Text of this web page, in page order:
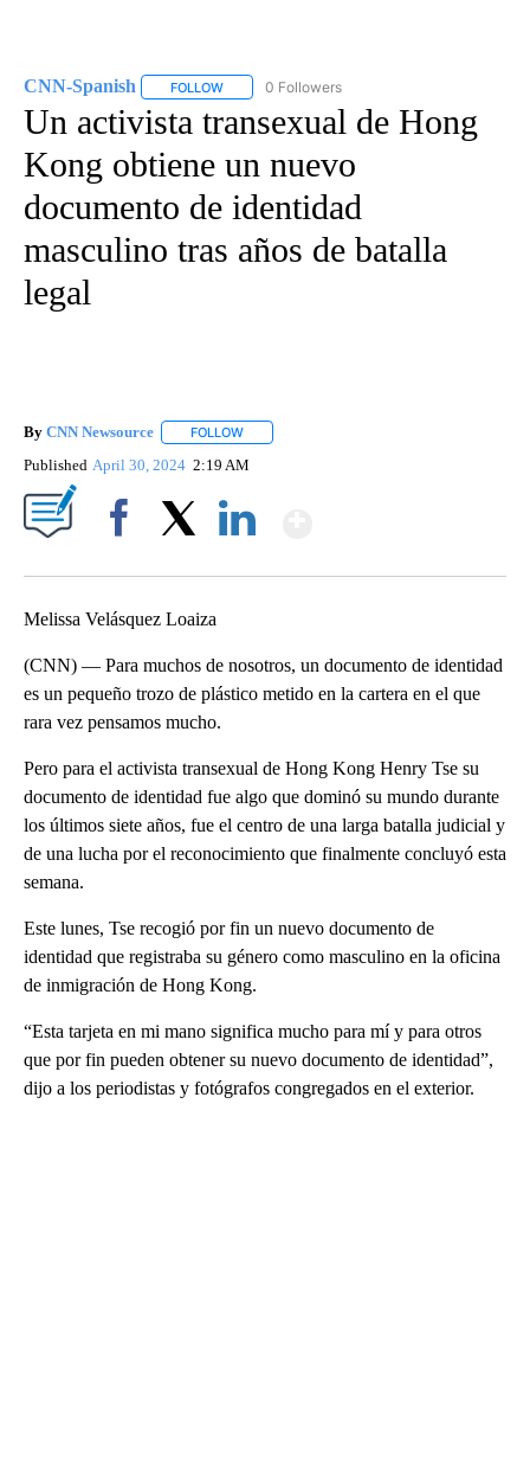
CNN-Spanish FOLLOW FOLLOW "CNN-SPANISH" TO RECEIVE
0 Followers
Un activista transexual de Hong
Kong obtiene un nuevo
documento de identidad
masculino tras años de batalla
legal
By CNN Newsource FOLLOW
Published April 30, 2024 2:19 AM
Melissa Velásquez Loaiza
(CNN) — Para muchos de nosotros, un documento de identidad
es un pequeño trozo de plástico metido en la cartera en el que
rara vez pensamos mucho.
Pero para el activista transexual de Hong Kong Henry Tse su
documento de identidad fue algo que dominó su mundo durante
los últimos siete años, fue el centro de una larga batalla judicial y
de una lucha por el reconocimiento que finalmente concluyó esta
semana.
Este lunes, Tse recogió por fin un nuevo documento de
identidad que registraba su género como masculino en la oficina
de inmigración de Hong Kong.
“Esta tarjeta en mi mano significa mucho para mí y para otros
que por fin pueden obtener su nuevo documento de identidad”,
dijo a los periodistas y fotógrafos congregados en el exterior.